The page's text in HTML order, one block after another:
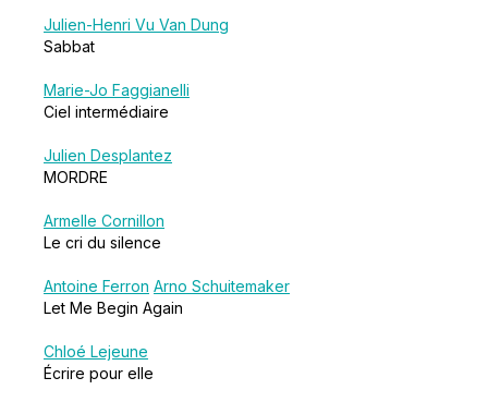
Julien-Henri Vu Van Dung
Sabbat
Marie-Jo Faggianelli
Ciel intermédiaire
Julien Desplantez
MORDRE
Armelle Cornillon
Le cri du silence
Antoine Ferron Arno Schuitemaker
Let Me Begin Again
Chloé Lejeune
Écrire pour elle